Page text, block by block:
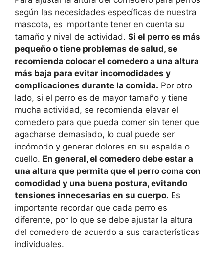
según las necesidades específicas de nuestra
mascota, es importante tener en cuenta su
tamaño y nivel de actividad. Si el perro es más
pequeño o tiene problemas de salud, se
recomienda colocar el comedero a una altura
más baja para evitar incomodidades y
complicaciones durante la comida. Por otro
lado, si el perro es de mayor tamaño y tiene
mucha actividad, se recomienda elevar el
comedero para que pueda comer sin tener que
agacharse demasiado, lo cual puede ser
incómodo y generar dolores en su espalda o
cuello. En general, el comedero debe estar a
una altura que permita que el perro coma con
comodidad y una buena postura, evitando
tensiones innecesarias en su cuerpo. Es
importante recordar que cada perro es
diferente, por lo que se debe ajustar la altura
del comedero de acuerdo a sus características
individuales.